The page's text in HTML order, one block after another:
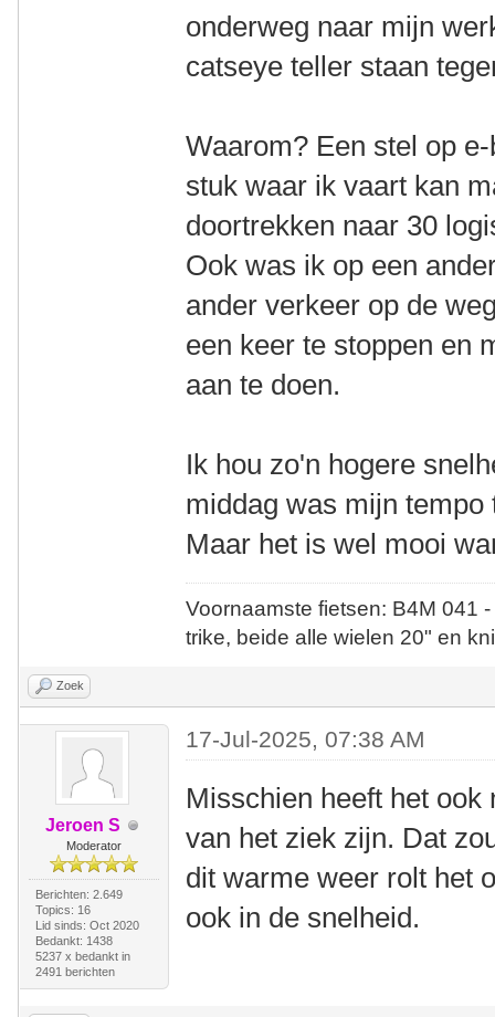
onderweg naar mijn
catseye teller staan
Waarom? Een stel op
stuk waar ik vaart kan
doortrekken naar 30
Ook was ik op een
ander verkeer op de
een keer te stoppen en
aan te doen.
Ik hou zo'n hogere
middag was mijn
Maar het is wel mooi
Voornaamste fietsen: B4M
trike, beide alle wielen 20" en
Zoek
Jeroen S
Moderator
Berichten: 2.649
Topics: 16
Lid sinds: Oct 2020
Bedankt: 1438
5237 x bedankt in
2491 berichten
17-Jul-2025, 07:38 AM
Misschien heeft het
van het ziek zijn. Dat
dit warme weer rolt het
ook in de snelheid.